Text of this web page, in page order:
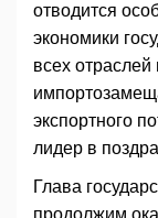
отводится
экономики
всех
экспортного
лидер в
Глава
продолжим